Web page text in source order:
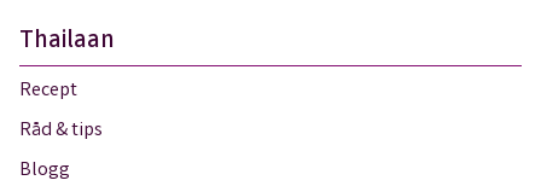
Thailaan
Recept
Råd & tips
Blogg